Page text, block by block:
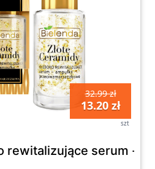
32.99 zł
13.20 zł
szt
rewitalizujące serum -